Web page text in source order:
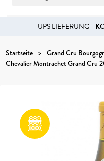
UPS LIEFERUNG -
Startseite Grand Cru
Chevalier Montrachet Grand Cru